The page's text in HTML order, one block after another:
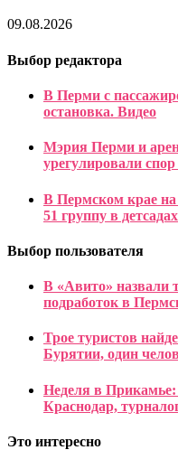
09.08.2026
Выбор редактора
В Перми с
остановка. Видео
Мэрия Перми и
урегулировали спор
В Пермском крае на
51 группу в детсадах
Выбор пользователя
В «Авито» назвали
подработок в
Трое туристов
Бурятии, один
Неделя в
Краснодар,
Это интересно